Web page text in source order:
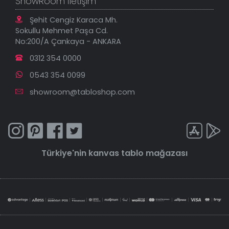
Şehit Cengiz Karaca Mh.
Sokullu Mehmet Paşa Cd.
No:200/A Çankaya - ANKARA
0312 354 0000
0543 354 0099
showroom@tabloshop.com
Türkiye'nin kanvas tablo mağazası